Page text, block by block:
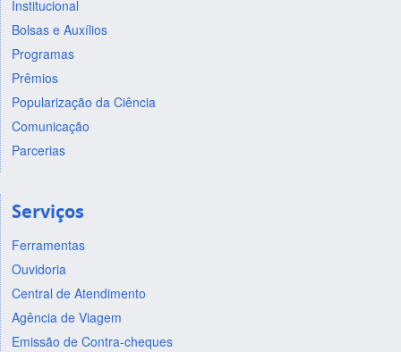
Institucional
Bolsas e Auxílios
Programas
Prêmios
Popularização da Ciência
Comunicação
Parcerias
Serviços
Ferramentas
Ouvidoria
Central de Atendimento
Agência de Viagem
Emissão de Contra-cheques